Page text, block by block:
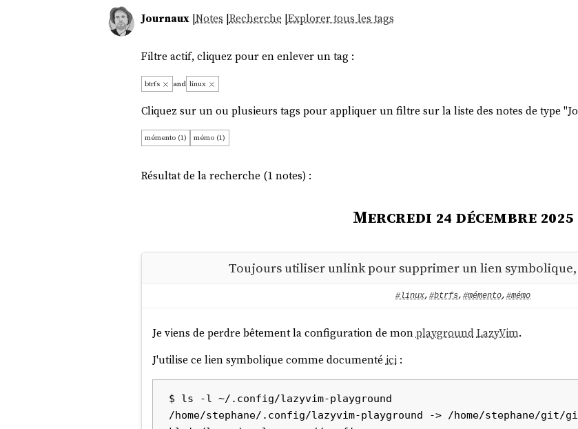
Journaux|Notes |Recherche |Explorer tous les tags
Filtre actif, cliquez pour en enlever un tag :
btrfs and linux
Cliquez sur un ou plusieurs tags pour appliquer un filtre sur la liste des notes de type
mémento (1) mémo (1)
Résultat de la recherche (1 notes) :
Mercredi 24 décembre 2025
Toujours utiliser unlink pour supprimer un lien
#linux, #btrfs, #mémento, #mémo
Je viens de perdre bêtement la configuration de monplaygroundLazyVim.
J'utilise ce lien symbolique comme documenté ici:
$ ls -l ~/.config/lazyvim-playground
/home/stephane/.config/lazyvim-playground -> /home/stephane/git/